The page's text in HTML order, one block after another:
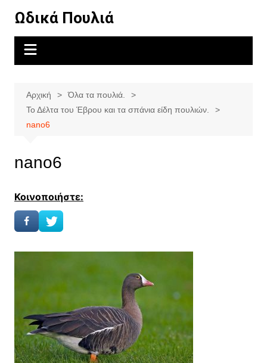
περιεχόμενο
Ωδικά Πουλιά
Αρχική
Όλα τα πουλιά.
Το Δέλτα του Έβρου και τα σπάνια είδη πουλιών.
nano6
nano6
Κοινοποιήστε: